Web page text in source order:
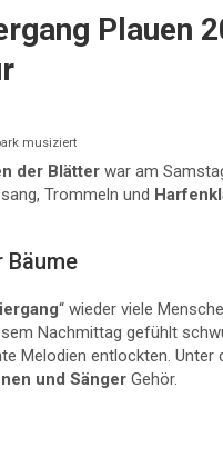
Plauen
musiziert
der Blätter war am
Trommeln und
Bäume
“ wieder viele
Nachmittag gefühlt
Melodien entlockten. Unter
und Sänger Gehör.